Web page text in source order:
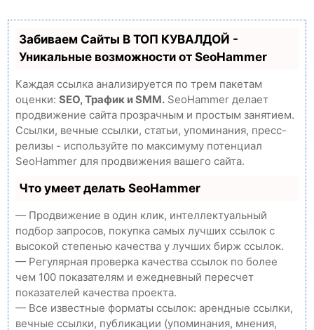
Забиваем Сайты В ТОП КУВАЛДОЙ -
Уникальные возможности от SeoHammer
Каждая ссылка анализируется по трем пакетам
оценки: SEO, Трафик и SMM. SeoHammer делает
продвижение сайта прозрачным и простым занятием.
Ссылки, вечные ссылки, статьи, упоминания, пресс-
релизы - используйте по максимуму потенциал
SeoHammer для продвижения вашего сайта.
Что умеет делать SeoHammer
— Продвижение в один клик, интеллектуальный
подбор запросов, покупка самых лучших ссылок с
высокой степенью качества у лучших бирж ссылок.
— Регулярная проверка качества ссылок по более
чем 100 показателям и ежедневный пересчет
показателей качества проекта.
— Все известные форматы ссылок: арендные ссылки,
вечные ссылки, публикации (упоминания, мнения,